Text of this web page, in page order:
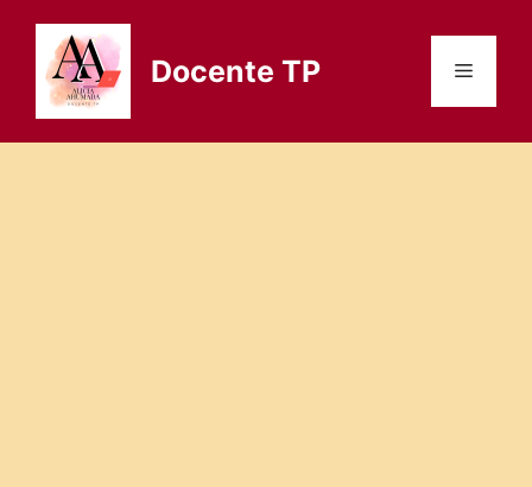
contenido
Docente TP Menú